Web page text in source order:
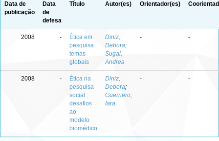
Data de
publicação
Data
de
defesa
Título Autor(es) Orientador(es)
2008 -
Ética em
pesquisa :
temas
globais
Diniz,
Debora;
Sugai,
Andrea
- -
2008 -
Ética na
pesquisa
social :
desafios
ao
modelo
biomédico
Diniz,
Debora;
Guerriero,
Iara
- -